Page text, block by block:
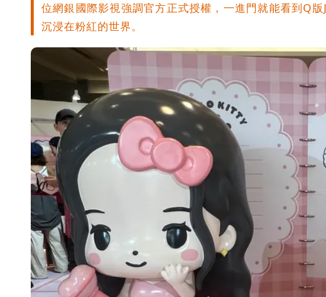
位網銀國際影視強調官方正式授權，一進門就能看到Q
沉浸在粉紅的世界。